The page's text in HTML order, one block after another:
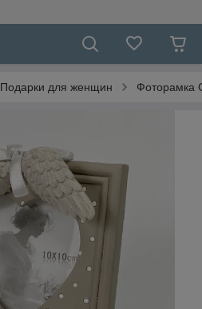
Подарки для женщин Фоторамка